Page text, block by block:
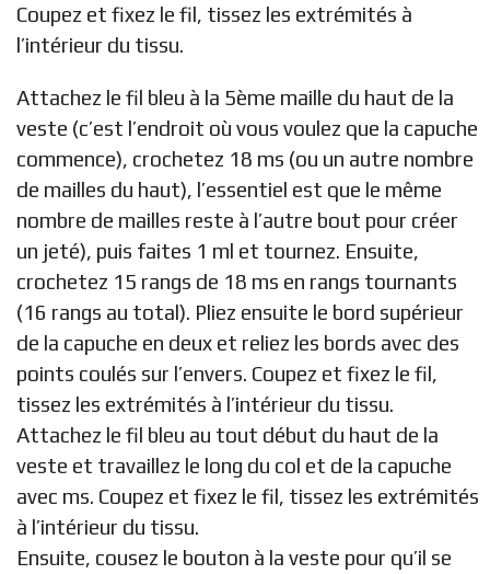
Coupez et fixez le fil, tissez les extrémités à
l’intérieur du tissu.
Attachez le fil bleu à la 5ème maille du haut de la
veste (c’est l’endroit où vous voulez que la capuche
commence), crochetez 18 ms (ou un autre nombre
de mailles du haut), l’essentiel est que le même
nombre de mailles reste à l’autre bout pour créer
un jeté), puis faites 1 ml et tournez. Ensuite,
crochetez 15 rangs de 18 ms en rangs tournants
(16 rangs au total). Pliez ensuite le bord supérieur
de la capuche en deux et reliez les bords avec des
points coulés sur l’envers. Coupez et fixez le fil,
tissez les extrémités à l’intérieur du tissu.
Attachez le fil bleu au tout début du haut de la
veste et travaillez le long du col et de la capuche
avec ms. Coupez et fixez le fil, tissez les extrémités
à l’intérieur du tissu.
Ensuite, cousez le bouton à la veste pour qu’il se